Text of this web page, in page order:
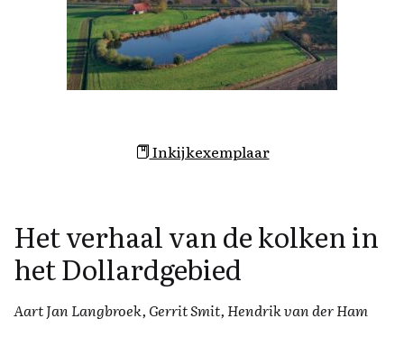
Inkijkexemplaar
Het verhaal van de kolken in
het Dollardgebied
Aart Jan Langbroek, Gerrit Smit, Hendrik van der Ham